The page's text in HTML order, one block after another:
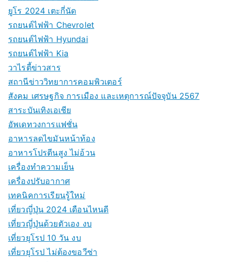
ยูโร 2024 เตะกี่นัด
รถยนต์ไฟฟ้า Chevrolet
รถยนต์ไฟฟ้า Hyundai
รถยนต์ไฟฟ้า Kia
วาไรตี้ข่าวสาร
สถานีข่าววิทยาการคอมพิวเตอร์
สังคม เศรษฐกิจ การเมือง และเหตุการณ์ปัจจุบัน 2567
สาระบันเทิงเอเชีย
อัพเดทวงการแฟชั่น
อาหารลดไขมันหน้าท้อง
อาหารโปรตีนสูง ไม่อ้วน
เครื่องทำความเย็น
เครื่องปรับอากาศ
เทคนิคการเรียนรู้ใหม่
เที่ยวญี่ปุ่น 2024 เดือนไหนดี
เที่ยวญี่ปุ่นด้วยตัวเอง งบ
เที่ยวยุโรป 10 วัน งบ
เที่ยวยุโรป ไม่ต้องขอวีซ่า